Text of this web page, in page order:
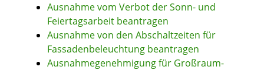
Ausnahme vom Verbot der Sonn- und
Feiertagsarbeit beantragen
Ausnahme von den Abschaltzeiten für
Fassadenbeleuchtung beantragen
Ausnahmegenehmigung für Großraum-